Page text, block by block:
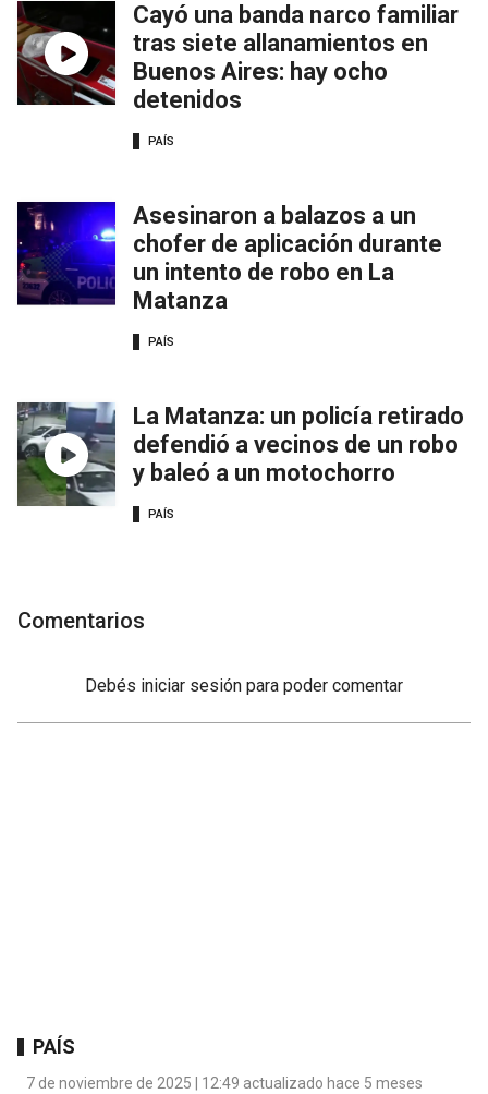
Cayó una banda narco familiar
tras siete allanamientos en
Buenos Aires: hay ocho
detenidos
PAÍS
Asesinaron a balazos a un
chofer de aplicación durante
un intento de robo en La
Matanza
PAÍS
La Matanza: un policía retirado
defendió a vecinos de un robo
y baleó a un motochorro
PAÍS
Comentarios
Debés iniciar sesión para poder comentar
PAÍS
7 de noviembre de 2025 | 12:49 actualizado hace 5 meses